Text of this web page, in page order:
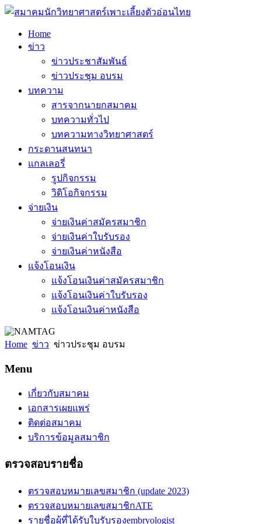
Home
ข่าว
ข่าวประชาสัมพันธ์
ข่าวประชุม อบรม
บทความ
สารจากนายกสมาคม
บทความทั่วไป
บทความทางวิทยาศาสตร์
กระดานสนทนา
แกลเลอรี่
รูปกิจกรรม
วิดิโอกิจกรรม
จ่ายเงิน
จ่ายเงินค่าสมัครสมาชิก
จ่ายเงินค่าใบรับรอง
จ่ายเงินค่าหนังสือ
แจ้งโอนเงิน
แจ้งโอนเงินค่าสมัครสมาชิก
แจ้งโอนเงินค่าใบรับรอง
แจ้งโอนเงินค่าหนังสือ
Home ข่าว ข่าวประชุม อบรม
Menu
เกี่ยวกับสมาคม
เอกสารเผยแพร่
ติดต่อสมาคม
บริการข้อมูลสมาชิก
ตรวจสอบรายชื่อ
ตรวจสอบหมายเลขสมาชิก (update 2023)
ตรวจสอบหมายเลขสมาชิกATE
รายชื่อผู้ที่ได้รับใบรับรองembryologist